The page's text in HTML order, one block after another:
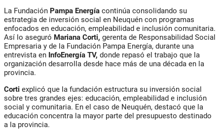
La Fundación Pampa Energía continúa consolidando su
estrategia de inversión social en Neuquén con programas
enfocados en educación, empleabilidad e inclusión comunitaria.
Así lo aseguró Mariana Corti, gerenta de Responsabilidad Social
Empresaria y de la Fundación Pampa Energía, durante una
entrevista en InfoEnergía TV, donde repasó el trabajo que la
organización desarrolla desde hace más de una década en la
provincia.
Corti explicó que la fundación estructura su inversión social
sobre tres grandes ejes: educación, empleabilidad e inclusión
social y comunitaria. En el caso de Neuquén, destacó que la
educación concentra la mayor parte del presupuesto destinado
a la provincia.